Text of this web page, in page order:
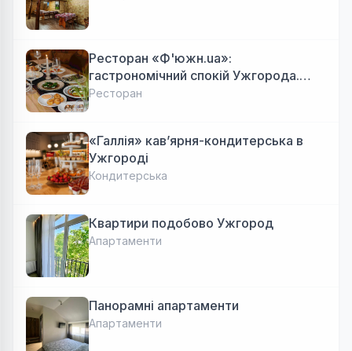
Ресторан «Ф'южн.ua»:
гастрономічний спокій Ужгорода.
Авторська локальна кухня, затишок
Ресторан
«Галлія» кав’ярня-кондитерська в
Ужгороді
Кондитерська
Квартири подобово Ужгород
Апартаменти
Панорамні апартаменти
Апартаменти